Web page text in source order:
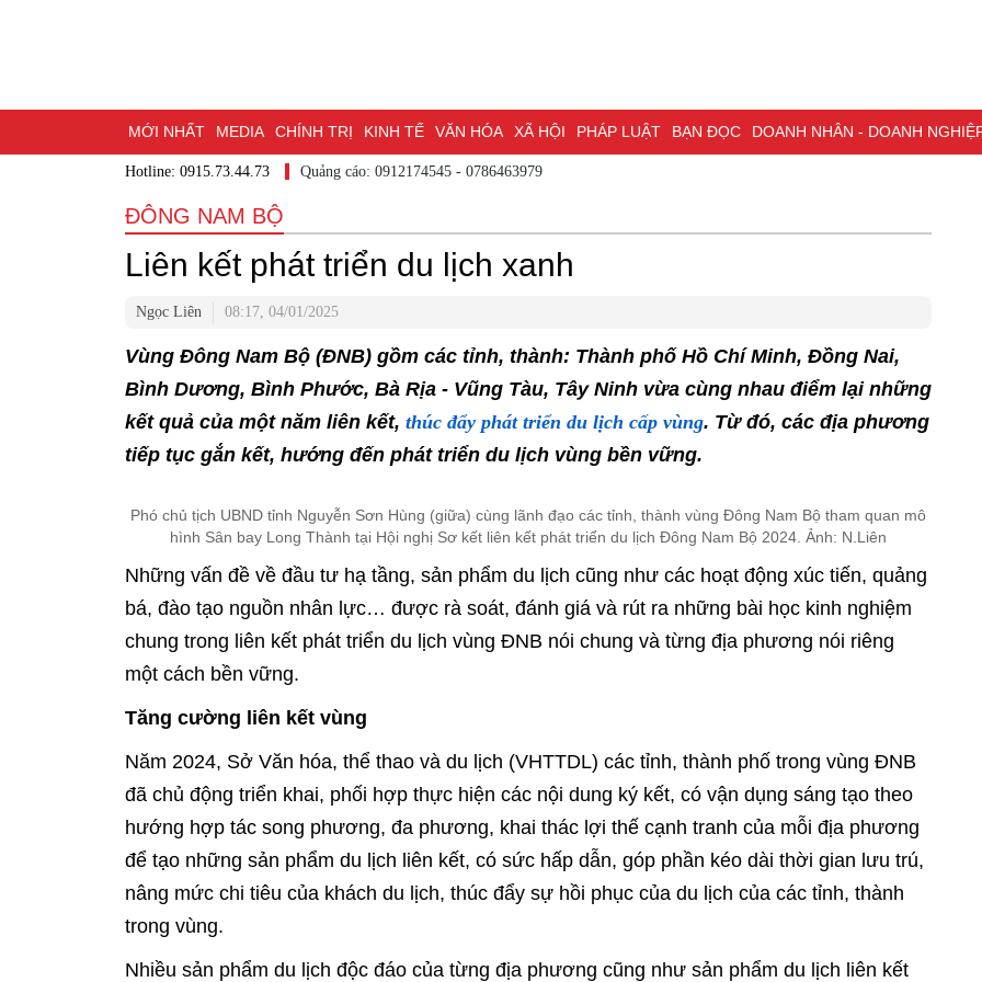
MỚI NHẤT MEDIA CHÍNH TRỊ KINH TẾ VĂN HÓA XÃ HỘI PHÁP LUẬT BẠN ĐỌC DOANH NHÂN - DOANH NGHIỆP
DU LỊCH - ẨM THỰC CHUYỂN ĐỔI SỐ THỂ THAO ĐỒNG NAI & NGHỊ QUYẾT 57
BẠN CẦN BIẾT CHẠM 95 - KHÁM PHÁ ĐỒNG NAI
NHỊP CẦU NHÂN ÁI THÀNH PHỐ ĐỒNG NAI
Hotline: 0915.73.44.73 Quảng cáo: 0912174545 - 0786463979
ĐÔNG NAM BỘ
Liên kết phát triển du lịch xanh
Ngọc Liên 08:17, 04/01/2025
Vùng Đông Nam Bộ (ĐNB) gồm các tỉnh, thành: Thành phố Hồ Chí Minh, Đồng Nai,
Bình Dương, Bình Phước, Bà Rịa - Vũng Tàu, Tây Ninh vừa cùng nhau điểm lại những
kết quả của một năm liên kết, thúc đẩy phát triển du lịch cấp vùng . Từ đó, các địa
phương tiếp tục gắn kết, hướng đến phát triển du lịch vùng bền vững.
Phó chủ tịch UBND tỉnh Nguyễn Sơn Hùng (giữa) cùng lãnh đạo các tỉnh, thành vùng Đông Nam Bộ tham quan mô
hình Sân bay Long Thành tại Hội nghị Sơ kết liên kết phát triển du lịch Đông Nam Bộ 2024. Ảnh: N.Liên
Những vấn đề về đầu tư hạ tầng, sản phẩm du lịch cũng như các hoạt động xúc tiến, quảng
bá, đào tạo nguồn nhân lực… được rà soát, đánh giá và rút ra những bài học kinh nghiệm
chung trong liên kết phát triển du lịch vùng ĐNB nói chung và từng địa phương nói riêng
một cách bền vững.
Tăng cường liên kết vùng
Năm 2024, Sở Văn hóa, thể thao và du lịch (VHTTDL) các tỉnh, thành phố trong vùng ĐNB
đã chủ động triển khai, phối hợp thực hiện các nội dung ký kết, có vận dụng sáng tạo theo
hướng hợp tác song phương, đa phương, khai thác lợi thế cạnh tranh của mỗi địa phương
để tạo những sản phẩm du lịch liên kết, có sức hấp dẫn, góp phần kéo dài thời gian lưu trú,
nâng mức chi tiêu của khách du lịch, thúc đẩy sự hồi phục của du lịch của các tỉnh, thành
trong vùng.
Nhiều sản phẩm du lịch độc đáo của từng địa phương cũng như sản phẩm du lịch liên kết